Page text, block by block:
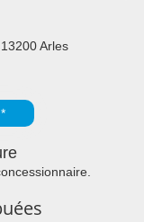
Arles